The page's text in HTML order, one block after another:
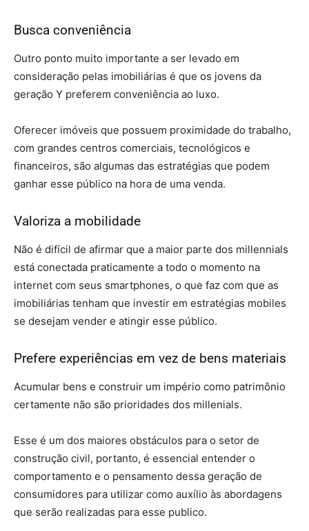
Busca conveniência
Outro ponto muito importante a ser levado em
consideração pelas imobiliárias é que os jovens da
geração Y preferem conveniência ao luxo.
Oferecer imóveis que possuem proximidade do trabalho,
com grandes centros comerciais, tecnológicos e
financeiros, são algumas das estratégias que podem
ganhar esse público na hora de uma venda.
Valoriza a mobilidade
Não é difícil de afirmar que a maior parte dos millennials
está conectada praticamente a todo o momento na
internet com seus smartphones, o que faz com que as
imobiliárias tenham que investir em estratégias mobiles
se desejam vender e atingir esse público.
Prefere experiências em vez de bens materiais
Acumular bens e construir um império como patrimônio
certamente não são prioridades dos millenials.
Esse é um dos maiores obstáculos para o setor de
construção civil, portanto, é essencial entender o
comportamento e o pensamento dessa geração de
consumidores para utilizar como auxílio às abordagens
que serão realizadas para esse publico.